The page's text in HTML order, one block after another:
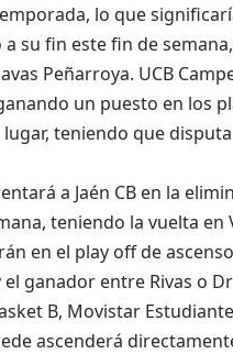
lo que
a su fin este fin de
Peñarroya. UCB
un puesto en los
teniendo que
a Jaén CB en la
teniendo la vuelta en
en el play off de
el ganador entre Rivas o
B, Movistar
ascenderá